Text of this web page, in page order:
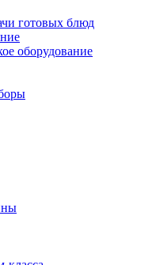
готовых блюд
оборудование